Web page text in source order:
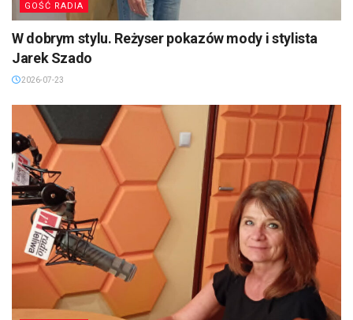
GOŚĆ RADIA
W dobrym stylu. Reżyser pokazów mody i stylista
Jarek Szado
2026-07-23